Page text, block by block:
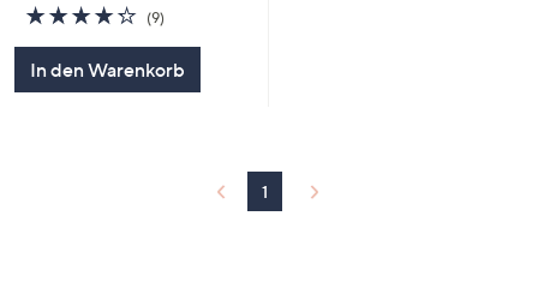
4.2
von
(9)9
In den Warenkorb
1